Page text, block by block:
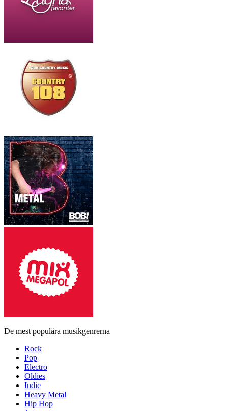
De mest populära musikgenrerna
Rock
Pop
Electro
Oldies
Indie
Heavy Metal
Hip Hop